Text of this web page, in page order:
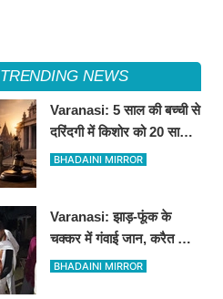
TRENDING NEWS
Varanasi: 5 साल की बच्ची से
दरिंदगी में किशोर को 20 साल
की कठोर कैद, बालिग की तरह
BHADAINI MIRROR
Varanasi: झाड़-फूंक के
चक्कर में गंवाई जान, करैत के
काटने से 3 साल के मासूम की
BHADAINI MIRROR